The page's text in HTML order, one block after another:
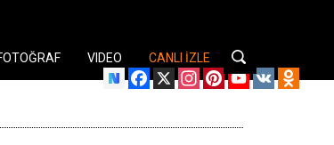
Facebook
X Instagram
PinterestYouTube
VK
VIDEO CANLI İZLE